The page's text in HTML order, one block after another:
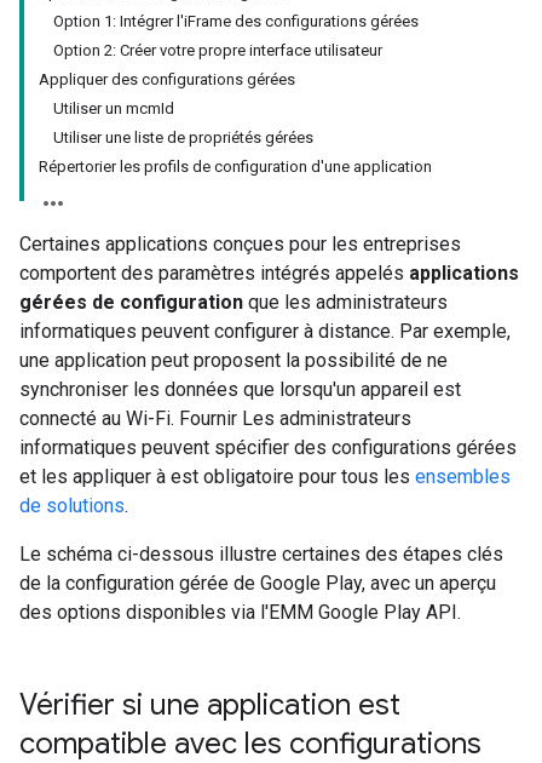
Option 1: Intégrer l'iFrame des configurations gérées
Option 2: Créer votre propre interface utilisateur
Appliquer des configurations gérées
Utiliser un mcmId
Utiliser une liste de propriétés gérées
Répertorier les profils de configuration d'une application
Certaines applications conçues pour les entreprises
comportent des paramètres intégrés appelés applications
gérées de configuration que les administrateurs
informatiques peuvent configurer à distance. Par exemple,
une application peut proposent la possibilité de ne
synchroniser les données que lorsqu'un appareil est
connecté au Wi-Fi. Fournir Les administrateurs
informatiques peuvent spécifier des configurations gérées
et les appliquer à est obligatoire pour tous les ensembles
de solutions.
Le schéma ci-dessous illustre certaines des étapes clés
de la configuration gérée de Google Play, avec un aperçu
des options disponibles via l'EMM Google Play API.
Vérifier si une application est
compatible avec les configurations